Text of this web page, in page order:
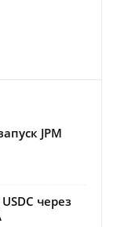
JPM
через